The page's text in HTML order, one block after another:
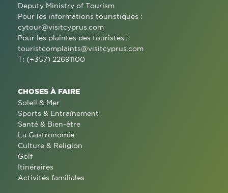
Deputy Ministry of Tourism
Pour les informations touristiques :
cytour@visitcyprus.com
Pour les plaintes des touristes :
touristcomplaints@visitcyprus.com
T: (+357) 22691100
CHOSES À FAIRE
Soleil & Mer
Sports & Entraînement
Santé & Bien-être
La Gastronomie
Culture & Religion
Golf
Itinéraires
Activités familiales